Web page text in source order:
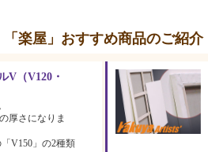
「楽屋」おすすめ商品のご紹介
（V120・
厚さになりま
V150」の2種類